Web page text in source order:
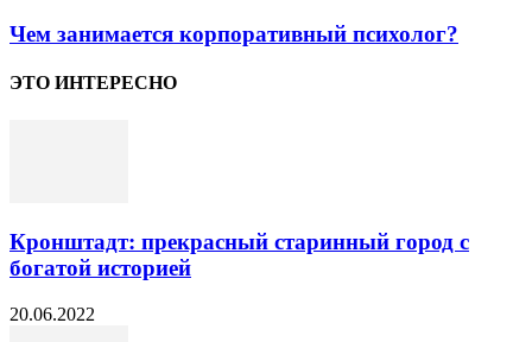
Чем занимается корпоративный психолог?
ЭТО ИНТЕРЕСНО
Кронштадт: прекрасный старинный город с
богатой историей
20.06.2022